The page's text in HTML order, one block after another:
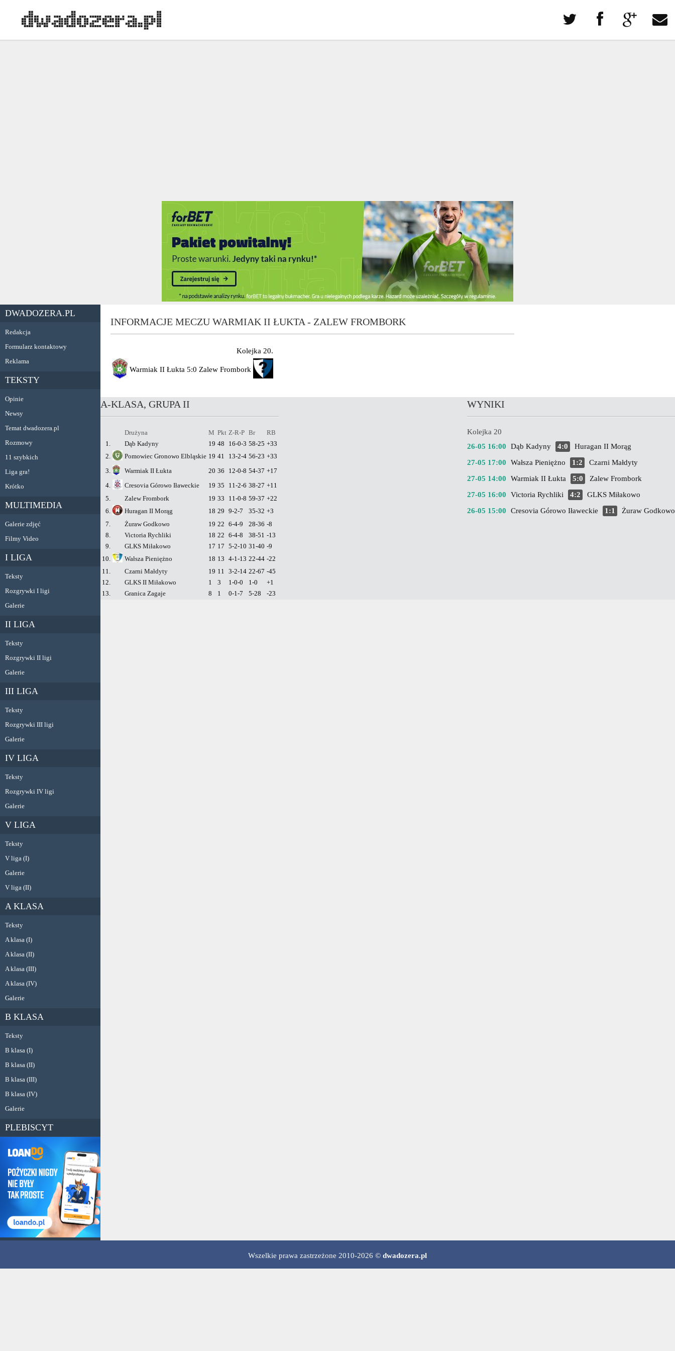
DWADOZERA.PL
Redakcja
Formularz kontaktowy
Reklama
TEKSTY
Opinie
Newsy
Temat dwadozera.pl
Rozmowy
11 szybkich
Liga gra!
Krótko
MULTIMEDIA
Galerie zdjęć
Filmy Video
I LIGA
Teksty
Rozgrywki I ligi
Galerie
II LIGA
Teksty
Rozgrywki II ligi
Galerie
III LIGA
Teksty
Rozgrywki III ligi
Galerie
IV LIGA
Teksty
Rozgrywki IV ligi
Galerie
V LIGA
Teksty
V liga (I)
Galerie
V liga (II)
A KLASA
Teksty
A klasa (I)
A klasa (II)
A klasa (III)
A klasa (IV)
Galerie
B KLASA
Teksty
B klasa (I)
B klasa (II)
B klasa (III)
B klasa (IV)
Galerie
PLEBISCYT
INFORMACJE MECZU WARMIAK II ŁUKTA - ZALEW FROMBORK
Kolejka 20.
Warmiak II Łukta 5:0 Zalew Frombork
A-KLASA, GRUPA II
Drużyna M Pkt Z-R-P Br
RB
1.
Dąb Kadyny 19 48 16-0-3 58-25 +33
2.
Pomowiec Gronowo Elbląskie 19 41 13-2-4 56-23 +33
3.
Warmiak II Łukta 20 36 12-0-8 54-37 +17
4.
Cresovia Górowo Iławeckie 19 35 11-2-6 38-27 +11
5.
Zalew Frombork 19 33 11-0-8 59-37 +22
6.
Huragan II Morąg 18 29 9-2-7 35-32 +3
7.
Żuraw Godkowo 19 22 6-4-9 28-36 -8
8.
Victoria Rychliki 18 22 6-4-8 38-51 -13
9.
GLKS Miłakowo 17 17 5-2-10 31-40 -9
10.
Wałsza Pieniężno 18 13 4-1-13 22-44 -22
11.
Czarni Małdyty 19 11 3-2-14 22-67 -45
12.
GLKS II Miłakowo 1 3 1-0-0 1-0
+1
13.
Granica Zagaje 8 1 0-1-7 5-28 -23
WYNIKI
Kolejka 20
26-05 16:00
Dąb Kadyny 4:0
Huragan II Morąg
27-05 17:00
Wałsza Pieniężno 1:2
Czarni Małdyty
27-05 14:00
Warmiak II Łukta 5:0
Zalew Frombork
27-05 16:00
Victoria Rychliki 4:2
GLKS Miłakowo
26-05 15:00
Cresovia Górowo Iławeckie 1:1 Żuraw Godkowo
Wszelkie prawa zastrzeżone 2010-2026 © dwadozera.pl